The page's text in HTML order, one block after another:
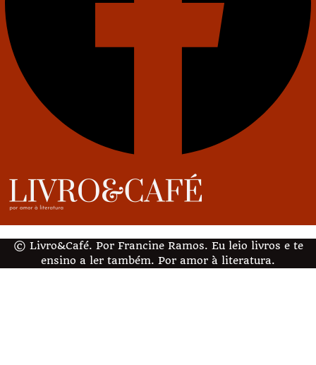
© Livro&Café. Por Francine Ramos. Eu leio livros e te
ensino a ler também. Por amor à literatura.